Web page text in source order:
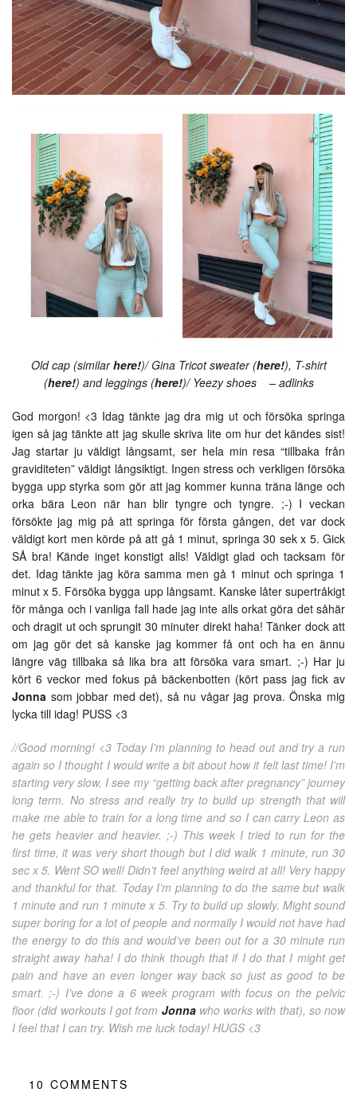
Old cap (similarhere!)/ Gina Tricot sweater (here!), T-shirt
(here!) and leggings (here!)/ Yeezy shoes – adlinks
God morgon! <3 Idag tänkte jag dra mig ut och försöka springa
igen så jag tänkte att jag skulle skriva lite om hur det kändes sist!
Jag startar ju väldigt långsamt, ser hela min resa “tillbaka från
graviditeten” väldigt långsiktigt. Ingen stress och verkligen försöka
bygga upp styrka som gör att jag kommer kunna träna länge och
orka bära Leon när han blir tyngre och tyngre. ;-) I veckan
försökte jag mig på att springa för första gången, det var dock
väldigt kort men körde på att gå 1 minut, springa 30 sek x 5. Gick
SÅ bra! Kände inget konstigt alls! Väldigt glad och tacksam för
det. Idag tänkte jag köra samma men gå 1 minut och springa 1
minut x 5. Försöka bygga upp långsamt. Kanske låter supertråkigt
för många och i vanliga fall hade jag inte alls orkat göra det såhär
och dragit ut och sprungit 30 minuter direkt haha! Tänker dock att
om jag gör det så kanske jag kommer få ont och ha en ännu
längre väg tillbaka så lika bra att försöka vara smart. ;-) Har ju
kört 6 veckor med fokus på bäckenbotten (kört pass jag fick av
Jonna som jobbar med det), så nu vågar jag prova. Önska mig
lycka till idag! PUSS <3
//Good morning! <3 Today I’m planning to head out and try a run
again so I thought I would write a bit about how it felt last time! I’m
starting very slow, I see my “getting back after pregnancy” journey
long term. No stress and really try to build up strength that will
make me able to train for a long time and so I can carry Leon as
he gets heavier and heavier. ;-) This week I tried to run for the
first time, it was very short though but I did walk 1 minute, run 30
sec x 5. Went SO well! Didn’t feel anything weird at all! Very happy
and thankful for that. Today I’m planning to do the same but walk
1 minute and run 1 minute x 5. Try to build up slowly. Might sound
super boring for a lot of people and normally I would not have had
the energy to do this and would’ve been out for a 30 minute run
straight away haha! I do think though that if I do that I might get
pain and have an even longer way back so just as good to be
smart. ;-) I’ve done a 6 week program with focus on the pelvic
floor (did workouts I got from Jonnawho works with that), so now
I feel that I can try. Wish me luck today! HUGS <3
10 COMMENTS